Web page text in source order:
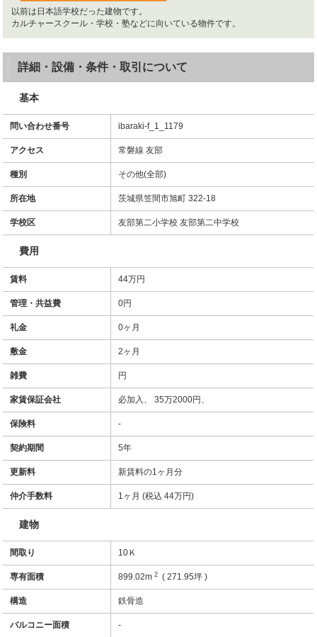
以前は日本語学校だった建物です。
カルチャースクール・学校・塾などに向いている物件です。
詳細・設備・条件・取引について
基本
問い合わせ番号 ibaraki-f_1_1179
アクセス 常磐線 友部
種別 その他(全部)
所在地 茨城県笠間市旭町 322-18
学校区 友部第二小学校 友部第二中学校
費用
賃料 44万円
管理・共益費 0円
礼金 0ヶ月
敷金 2ヶ月
雑費 円
家賃保証会社 必加入、 35万2000円、
保険料 -
契約期間 5年
更新料 新賃料の1ヶ月分
仲介手数料 1ヶ月 (税込 44万円)
建物
間取り 10Ｋ
専有面積 899.02m2 ( 271.95坪 )
構造 鉄骨造
バルコニー面積 -